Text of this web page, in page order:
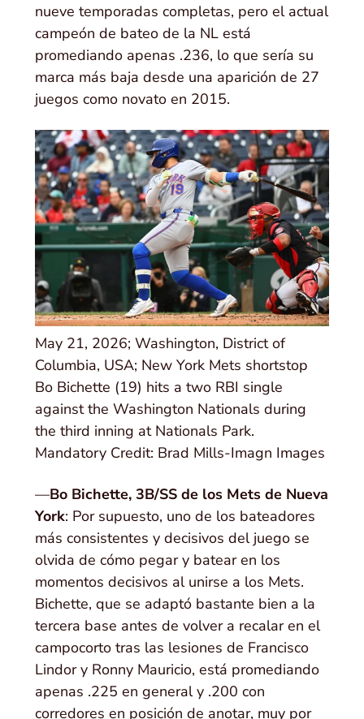
nueve temporadas completas, pero el actual
campeón de bateo de la NL está
promediando apenas .236, lo que sería su
marca más baja desde una aparición de 27
juegos como novato en 2015.
May 21, 2026; Washington, District of
Columbia, USA; New York Mets shortstop
Bo Bichette (19) hits a two RBI single
against the Washington Nationals during
the third inning at Nationals Park.
Mandatory Credit: Brad Mills-Imagn Images
—Bo Bichette, 3B/SS de los Mets de Nueva
York: Por supuesto, uno de los bateadores
más consistentes y decisivos del juego se
olvida de cómo pegar y batear en los
momentos decisivos al unirse a los Mets.
Bichette, que se adaptó bastante bien a la
tercera base antes de volver a recalar en el
campocorto tras las lesiones de Francisco
Lindor y Ronny Mauricio, está promediando
apenas .225 en general y .200 con
corredores en posición de anotar, muy por